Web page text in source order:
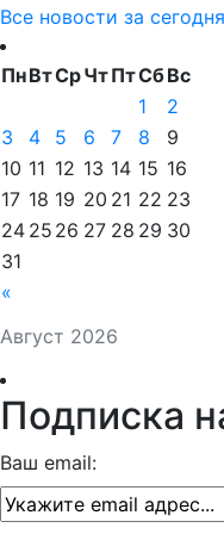
Все новости за сегодня
Август 2026
ПнВтСрЧтПтСбВс
«
1
2
3
4 5 6 7 8
9
10 11 12 13 14 15 16
17 18 19 20 21 22 23
24 25 26 27 28 29 30
31
Подписка
Ваш email: